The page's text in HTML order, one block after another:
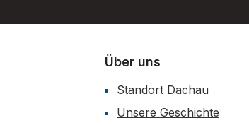
Über uns
Standort Dachau
Unsere Geschichte